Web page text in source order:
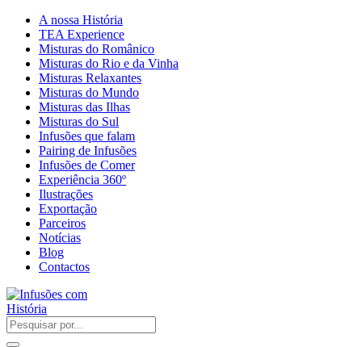
A nossa História
TEA Experience
Misturas do Românico
Misturas do Rio e da Vinha
Misturas Relaxantes
Misturas do Mundo
Misturas das Ilhas
Misturas do Sul
Infusões que falam
Pairing de Infusões
Infusões de Comer
Experiência 360º
Ilustrações
Exportação
Parceiros
Notícias
Blog
Contactos